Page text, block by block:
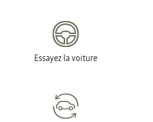
Essayez la voiture